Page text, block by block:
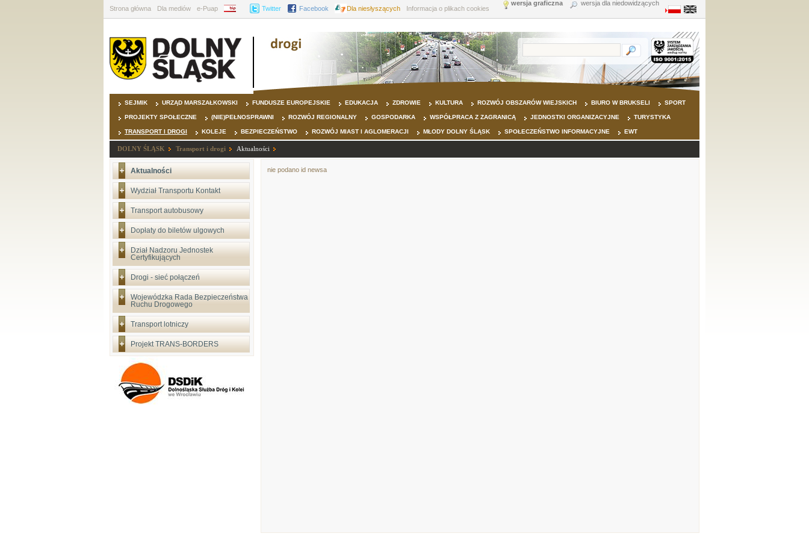
Strona główna Dla mediów e-Puap BIP Twitter Facebook Dla niesłyszących Informacja o plikach cookies
wersja graficzna wersja dla niedowidzących
SEJMIK URZĄD MARSZAŁKOWSKI FUNDUSZE EUROPEJSKIE EDUKACJA ZDROWIE KULTURA ROZWÓJ OBSZARÓW WIEJSKICH BIURO W BRUKSELI SPORT
PROJEKTY SPOŁECZNE (NIE)PEŁNOSPRAWNI ROZWÓJ REGIONALNY GOSPODARKA WSPÓŁPRACA Z ZAGRANICĄ JEDNOSTKI ORGANIZACYJNE TURYSTYKA
TRANSPORT I DROGI KOLEJE BEZPIECZEŃSTWO ROZWÓJ MIAST I AGLOMERACJI MŁODY DOLNY ŚLĄSK SPOŁECZEŃSTWO INFORMACYJNE EWT
DOLNY ŚLĄSK Transport i drogi Aktualności
Aktualności
Wydział Transportu Kontakt
Transport autobusowy
Dopłaty do biletów ulgowych
Dział Nadzoru Jednostek
Certyfikujących
Drogi - sieć połączeń
Wojewódzka Rada Bezpieczeństwa
Ruchu Drogowego
Transport lotniczy
Projekt TRANS-BORDERS
nie podano id newsa